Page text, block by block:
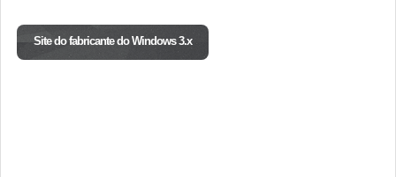
Site do fabricante do Windows 3.x